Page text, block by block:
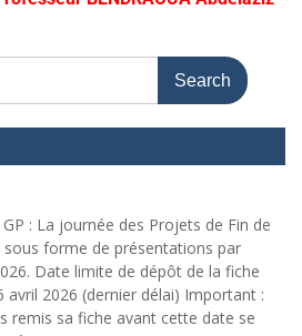
: La journée des Projets de Fin de
sous forme de présentations par
Date limite de dépôt de la fiche
avril 2026 (dernier délai) Important :
remis sa fiche avant cette date se